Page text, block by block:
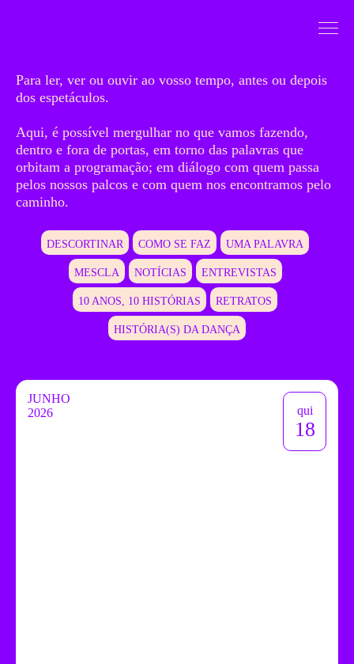
Mergulhar
Para ler, ver ou ouvir ao vosso tempo, antes ou depois
dos espetáculos.
Aqui, é possível mergulhar no que vamos fazendo,
dentro e fora de portas, em torno das palavras que
orbitam a programação; em diálogo com quem passa
pelos nossos palcos e com quem nos encontramos pelo
caminho.
DESCORTINAR COMO SE FAZ UMA PALAVRA
MESCLA NOTÍCIAS ENTREVISTAS
10 ANOS, 10 HISTÓRIAS RETRATOS
HISTÓRIA(S) DA DANÇA
JUNHO
2026
qui
18